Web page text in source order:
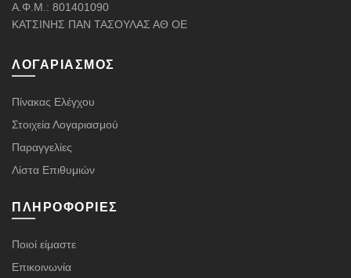
Α.Φ.Μ.: 801401090
ΚΑΤΣΙΝΗΣ ΠΑΝ ΤΑΣΟΥΛΑΣ ΑΘ ΟΕ
ΛΟΓΑΡΙΑΣΜΌΣ
Πίνακας Ελέγχου
Στοιχεία Λογαριασμού
Παραγγελίες
Λίστα Επιθυμιών
ΠΛΗΡΟΦΟΡΊΕΣ
Ποιοί είμαστε
Επικοινωνία